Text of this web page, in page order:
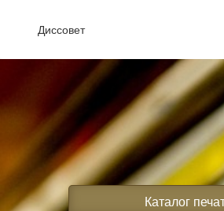
Диссовет
Каталог